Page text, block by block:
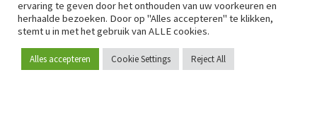
Word lid
ervaring te geven door het onthouden van uw voorkeuren en
herhaalde bezoeken. Door op "Alles accepteren" te klikken,
stemt u in met het gebruik van ALLE cookies.
Alles accepteren Cookie Settings Reject All